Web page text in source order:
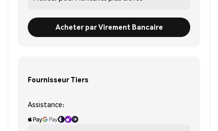
Acheter par Virement Bancaire
Fournisseur Tiers
Assistance: